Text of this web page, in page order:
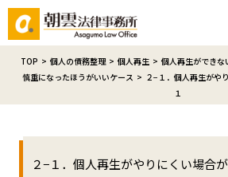
TOP > 個人の債務整理> 個人再生> 個人再生ができな
慎重になったほうがいいケース > ２−１．個人再生がや
１
２−１．個人再生がやりにくい場合